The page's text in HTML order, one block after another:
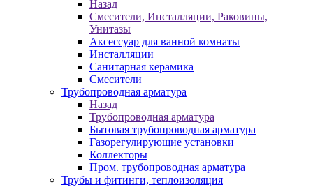
Назад
Смесители, Инсталляции, Раковины,
Унитазы
Аксессуар для ванной комнаты
Инсталляции
Санитарная керамика
Смесители
Трубопроводная арматура
Назад
Трубопроводная арматура
Бытовая трубопроводная арматура
Газорегулирующие установки
Коллекторы
Пром. трубопроводная арматура
Трубы и фитинги, теплоизоляция